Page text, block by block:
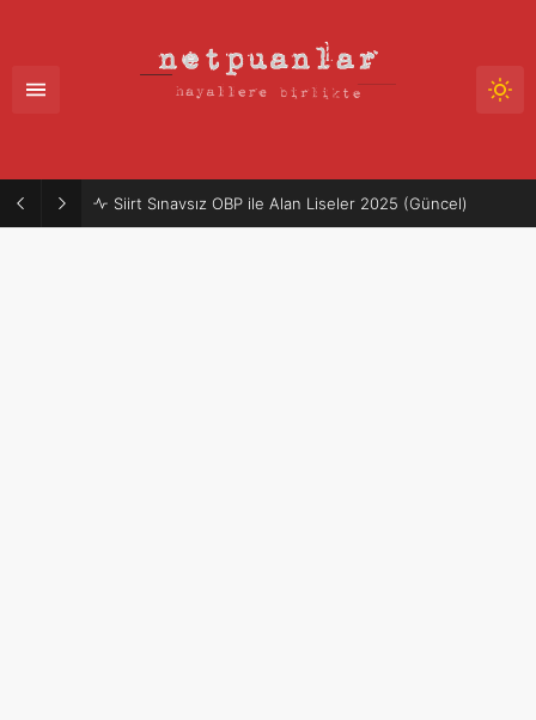
Siirt Sınavsız OBP ile Alan Liseler 2025 (Güncel)